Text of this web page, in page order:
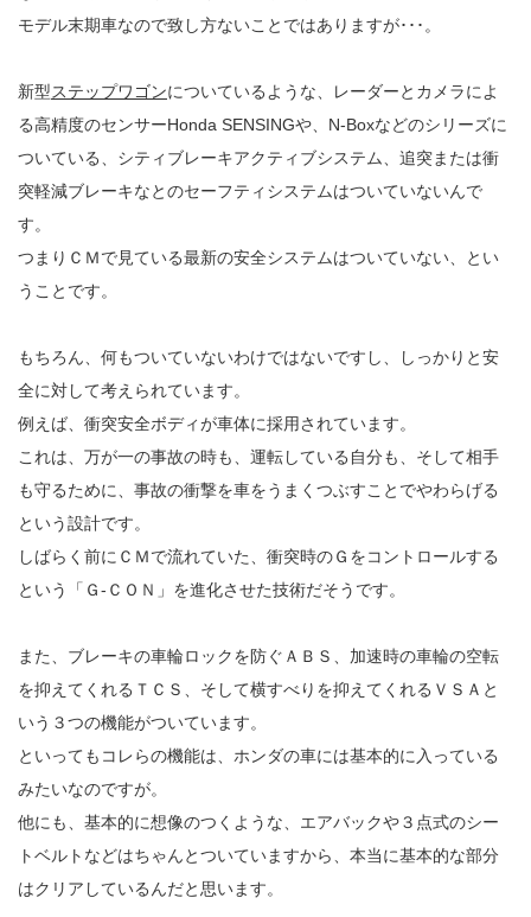
モデル末期車なので致し方ないことではありますが･･･。
新型ステップワゴンについているような、レーダーとカメラによ
る高精度のセンサーHonda SENSINGや、N-Boxなどのシリーズに
ついている、シティブレーキアクティブシステム、追突または衝
突軽減ブレーキなとのセーフティシステムはついていないんで
す。
つまりＣＭで見ている最新の安全システムはついていない、とい
うことです。
もちろん、何もついていないわけではないですし、しっかりと安
全に対して考えられています。
例えば、衝突安全ボディが車体に採用されています。
これは、万が一の事故の時も、運転している自分も、そして相手
も守るために、事故の衝撃を車をうまくつぶすことでやわらげる
という設計です。
しばらく前にＣＭで流れていた、衝突時のＧをコントロールする
という「Ｇ-ＣＯＮ」を進化させた技術だそうです。
また、ブレーキの車輪ロックを防ぐＡＢＳ、加速時の車輪の空転
を抑えてくれるＴＣＳ、そして横すべりを抑えてくれるＶＳＡと
いう３つの機能がついています。
といってもコレらの機能は、ホンダの車には基本的に入っている
みたいなのですが。
他にも、基本的に想像のつくような、エアバックや３点式のシー
トベルトなどはちゃんとついていますから、本当に基本的な部分
はクリアしているんだと思います。